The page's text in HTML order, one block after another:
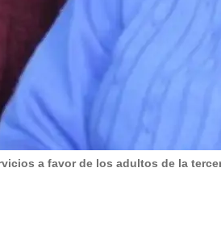
a favor de los adultos de la